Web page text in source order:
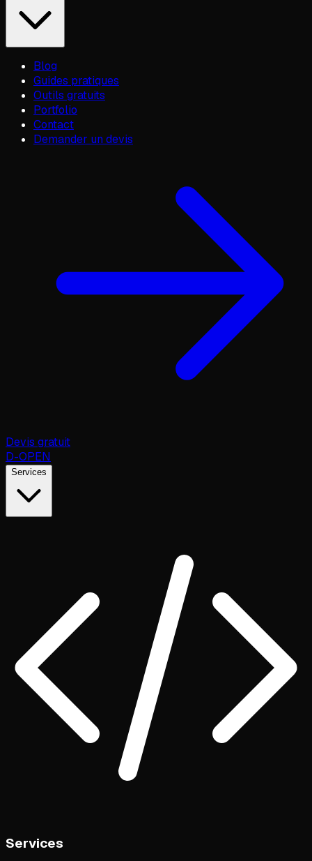
Blog
Guides pratiques
Outils gratuits
Portfolio
Contact
Demander un devis
Devis gratuit
D-OPEN
Services
Services